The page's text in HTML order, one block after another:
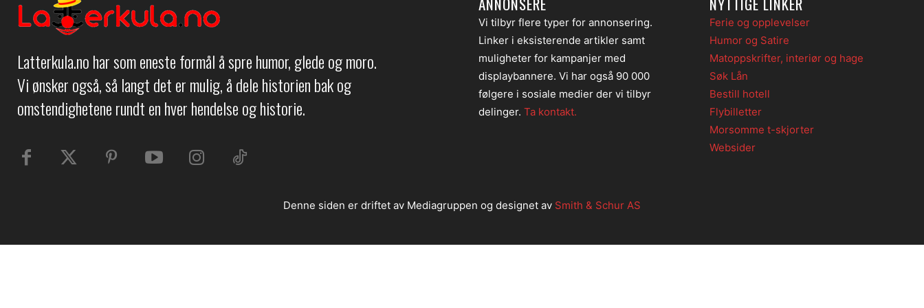
Latterkula.no har som eneste formål å spre humor, glede og moro.
Vi ønsker også, så langt det er mulig, å dele historien bak og
omstendighetene rundt en hver hendelse og historie.
Vi tilbyr flere typer for annonsering.
Linker i eksisterende artikler samt
muligheter for kampanjer med
displaybannere. Vi har også 90 000
følgere i sosiale medier der vi tilbyr
delinger. Ta kontakt.
Ferie og opplevelser
Humor og Satire
Matoppskrifter, interiør og hage
Søk Lån
Bestill hotell
Flybilletter
Morsomme t-skjorter
Websider
Denne siden er driftet av Mediagruppen og designet av Smith & Schur AS